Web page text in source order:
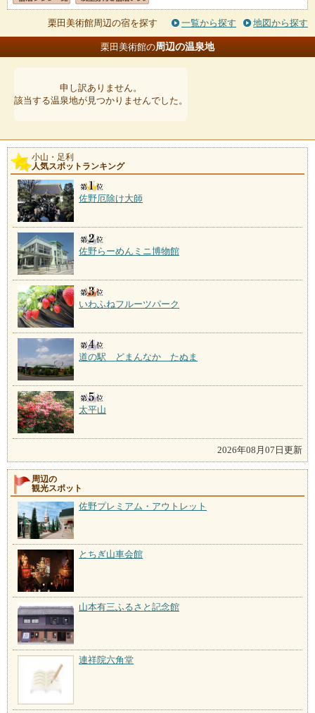
栗田美術館周辺の宿を探す 一覧から探す 地図から探す
栗田美術館の周辺の温泉地
申し訳ありません。
該当する温泉地が見つかりませんでした。
小山・足利
人気スポットランキング
佐野厄除け大師
佐野らーめんミニ博物館
いわふねフルーツパーク
道の駅 どまんなか たぬま
太平山
2026年08月07日更新
周辺の
観光スポット
佐野プレミアム・アウトレット
とちぎ山車会館
山本有三ふるさと記念館
連祥院六角堂